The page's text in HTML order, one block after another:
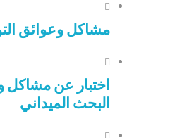
مشاكل وعوائق
اختبار عن مشاكل
البحث الميداني